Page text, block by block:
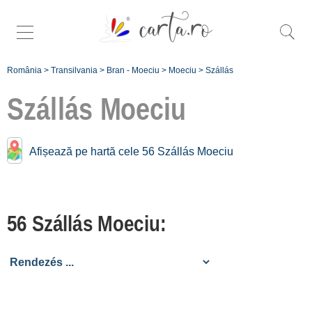
România > Transilvania > Bran - Moeciu > Moeciu > Szállás
Szállás Moeciu
Afișează pe hartă cele 56 Szállás Moeciu
56 Szállás Moeciu:
Szállás közelében
[3 offers hogy 5.4 km]
[2 offers hogy 5.8 km]